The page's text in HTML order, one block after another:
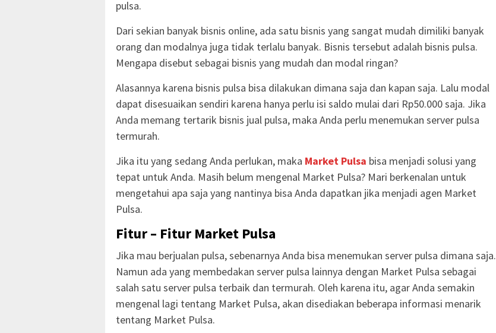
pulsa.
Dari sekian banyak bisnis online, ada satu bisnis yang sangat mudah dimiliki banyak
orang dan modalnya juga tidak terlalu banyak. Bisnis tersebut adalah bisnis pulsa.
Mengapa disebut sebagai bisnis yang mudah dan modal ringan?
Alasannya karena bisnis pulsa bisa dilakukan dimana saja dan kapan saja. Lalu modal
dapat disesuaikan sendiri karena hanya perlu isi saldo mulai dari Rp50.000 saja. Jika
Anda memang tertarik bisnis jual pulsa, maka Anda perlu menemukan server pulsa
termurah.
Jika itu yang sedang Anda perlukan, maka Market Pulsa bisa menjadi solusi yang
tepat untuk Anda. Masih belum mengenal Market Pulsa? Mari berkenalan untuk
mengetahui apa saja yang nantinya bisa Anda dapatkan jika menjadi agen Market
Pulsa.
Fitur – Fitur Market Pulsa
Jika mau berjualan pulsa, sebenarnya Anda bisa menemukan server pulsa dimana saja.
Namun ada yang membedakan server pulsa lainnya dengan Market Pulsa sebagai
salah satu server pulsa terbaik dan termurah. Oleh karena itu, agar Anda semakin
mengenal lagi tentang Market Pulsa, akan disediakan beberapa informasi menarik
tentang Market Pulsa.